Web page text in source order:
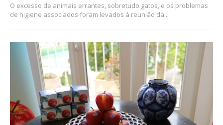
O excesso de animais errantes, sobretudo gatos, e os problemas
de higiene associados foram levados à reunião da...